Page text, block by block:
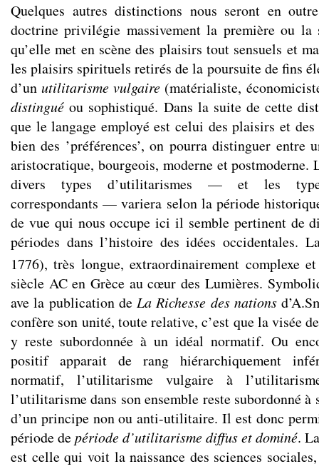
Quelques autres distinctions nous seront en
doctrine privilégie massivement la première ou la
qu’elle met en scène des plaisirs tout sensuels et
les plaisirs spirituels retirés de la poursuite de fins
d’unutilitarisme vulgaire (matérialiste,
distingué ou sophistiqué. Dans la suite de cette
que le langage employé est celui des plaisirs et
bien des ’préférences’, on pourra distinguer entre
aristocratique, bourgeois, moderne et postmoderne.
divers types d’utilitarismes — et les
correspondants — variera selon la période
de vue qui nous occupe ici il semble pertinent de
périodes dans l’histoire des idées occidentales.
1776), très longue, extraordinairement complexe
siècle AC en Grèce au cœur des Lumières.
ave la publication de La Richesse des nations
confère son unité, toute relative, c’est que la visée
y reste subordonnée à un idéal normatif. Ou
positif apparait de rang hiérarchiquement
normatif, l’utilitarisme vulgaire à
l’utilitarisme dans son ensemble reste subordonné
d’un principe non ou anti-utilitaire. Il est donc
période depériode d’utilitarisme diffus et dominé.
est celle qui voit la naissance des sciences